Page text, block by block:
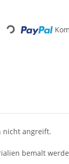
Loading...
nicht angreift.
bemalt